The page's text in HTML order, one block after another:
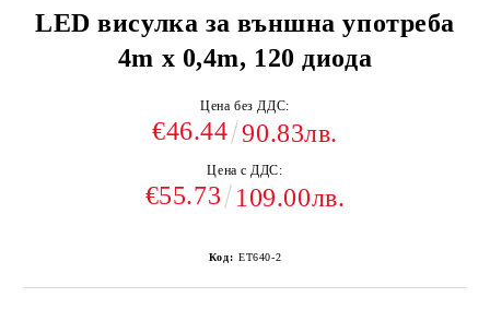
LED висулка за външна употреба
4m x 0,4m, 120 диода
Цена без ДДС:
€46.44 90.83лв.
Цена с ДДС:
€55.73 109.00лв.
Код: ET640-2